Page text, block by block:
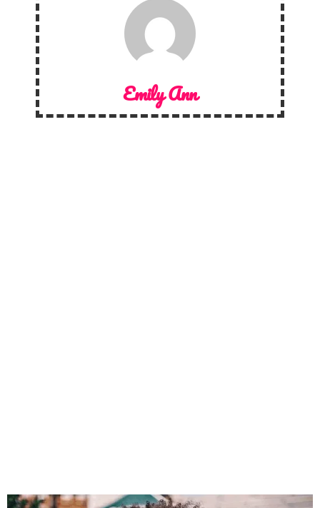
Emily Ann